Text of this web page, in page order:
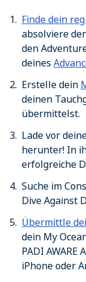
Finde dein
absolviere
den
deines
Erstelle dein
deinen
übermittelst.
Lade vor
herunter! In
erfolgreiche
Suche im
Dive Against
Übermittle
dein My
PADI AWARE
iPhone oder